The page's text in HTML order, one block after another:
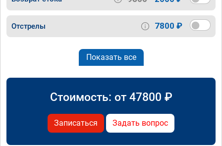
Отстрелы 7800 ₽
Показать все
Стоимость: от 47800 ₽
Записаться Задать вопрос